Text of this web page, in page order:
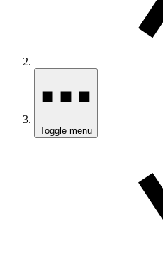
Toggle menu